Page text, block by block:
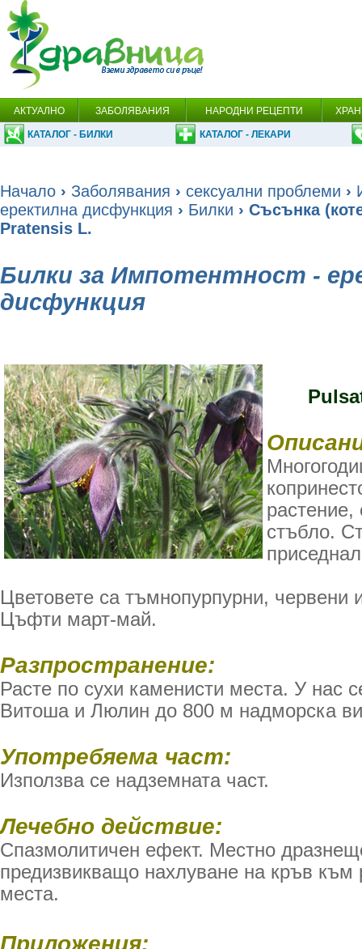
АКТУАЛНО ЗАБОЛЯВАНИЯ НАРОДНИ РЕЦЕПТИ
КАТАЛОГ - БИЛКИ КАТАЛОГ - ЛЕКАРИ
Начало › Заболявания › сексуални проблеми ›
еректилна дисфункция › Билки › Съсънка
Pratensis L.
Билки за Импотентност -
дисфункция
растение,
стъбло.
Цветовете са тъмнопурпурни, червени
Цъфти март-май.
Разпространение:
Расте по сухи каменисти места. У нас
Витоша и Люлин до 800 м надморска
Употребяема част:
Използва се надземната част.
Лечебно действие:
Спазмолитичен ефект. Местно
предизвикващо нахлуване на кръв към
места.
Приложения: